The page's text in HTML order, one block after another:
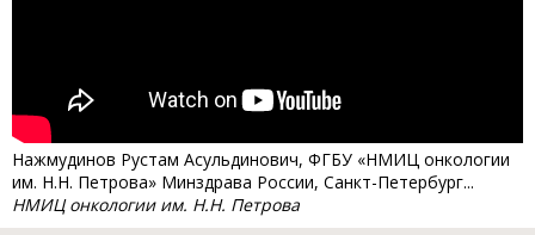
Нажмудинов Рустам Асульдинович, ФГБУ «НМИЦ онкологии
им. Н.Н. Петрова» Минздрава России, Санкт-Петербург...
НМИЦ онкологии им. Н.Н. Петрова